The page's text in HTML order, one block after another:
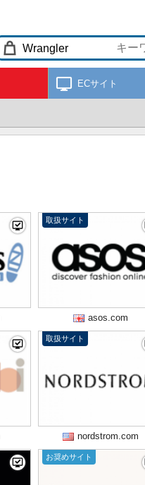
ECサイト
取扱サイト
asos.com
取扱サイト
nordstrom.com
お奨めサイト